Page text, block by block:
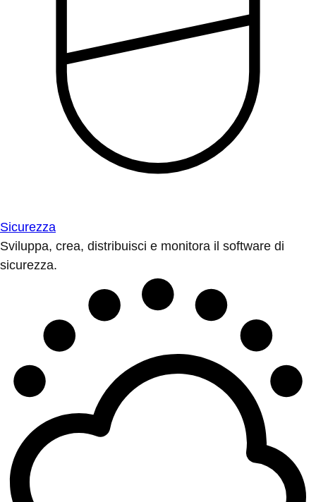
Sicurezza
Sviluppa, crea, distribuisci e monitora il software di
sicurezza.